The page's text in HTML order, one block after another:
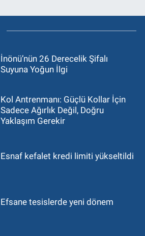
İnönü’nün 26 Derecelik Şifalı
Suyuna Yoğun İlgi
Kol Antrenmanı: Güçlü Kollar İçin
Sadece Ağırlık Değil, Doğru
Yaklaşım Gerekir
Esnaf kefalet kredi limiti yükseltildi
Efsane tesislerde yeni dönem